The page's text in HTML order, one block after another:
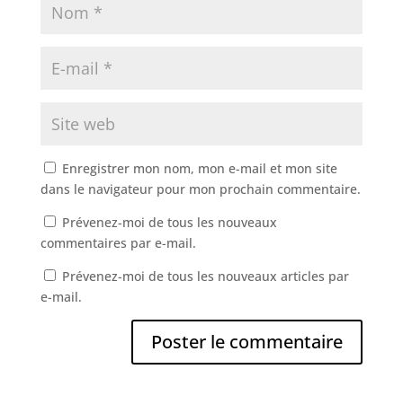
Enregistrer mon nom, mon e-mail et mon site
dans le navigateur pour mon prochain commentaire.
Prévenez-moi de tous les nouveaux
commentaires par e-mail.
Prévenez-moi de tous les nouveaux articles par
e-mail.